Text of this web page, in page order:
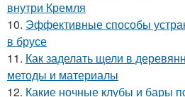
внутри Кремля
10. Эффективные способы
в брусе
11. Как заделать щели в
методы и материалы
12. Какие ночные клубы и бары